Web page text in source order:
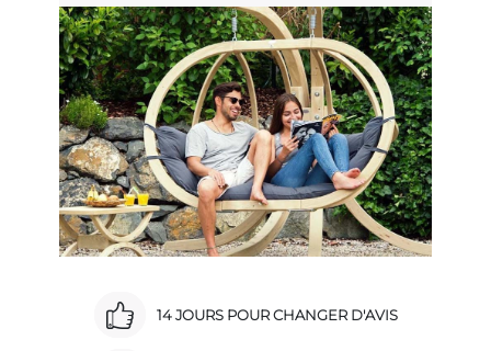
14 JOURS POUR CHANGER D'AVIS